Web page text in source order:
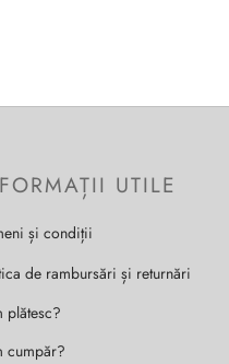
UTILE
și condiții
de rambursări și returnări
plătesc?
cumpăr?